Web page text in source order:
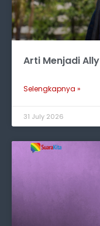
Arti Menjadi Ally
Selengkapnya »
31 July 2026